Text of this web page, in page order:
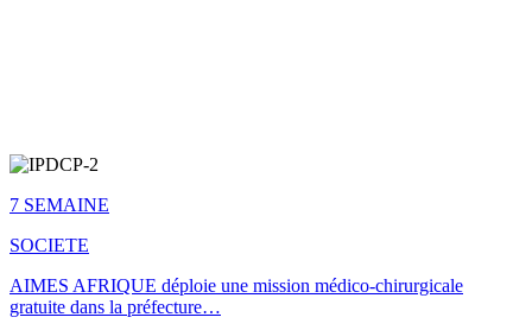
7 SEMAINE
SOCIETE
AIMES AFRIQUE déploie une mission médico-chirurgicale
gratuite dans la préfecture…